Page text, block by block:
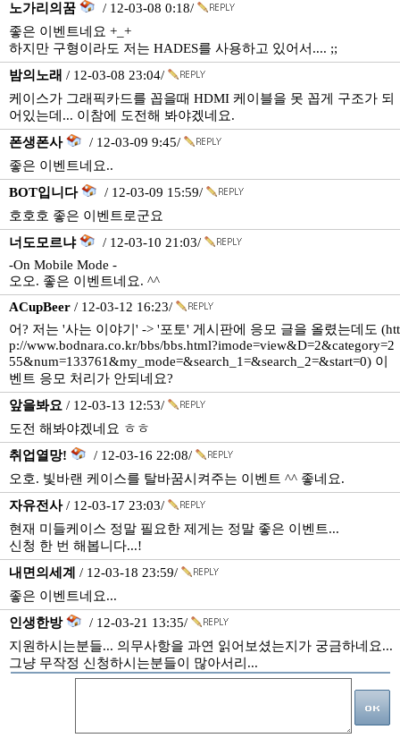
노가리의꿈
/ 12-03-08 0:18/
좋은 이벤트네요 +_+
하지만 구형이라도 저는 HADES를 사용하고 있어서.... ;;
밤의노래 / 12-03-08 23:04/
케이스가 그래픽카드를 꼽을때 HDMI 케이블을 못 꼽게 구조가 되
어있는데... 이참에 도전해 봐야겠네요.
폰생폰사
/ 12-03-09 9:45/
좋은 이벤트네요..
BOT입니다
/ 12-03-09 15:59/
호호호 좋은 이벤트로군요
너도모르냐
/ 12-03-10 21:03/
-On Mobile Mode -
오오. 좋은 이벤트네요. ^^
ACupBeer / 12-03-12 16:23/
어? 저는 '사는 이야기' -> '포토' 게시판에 응모 글을 올렸는데도 (htt
p://www.bodnara.co.kr/bbs/bbs.html?imode=view&D=2&category=2
55&num=133761&my_mode=&search_1=&search_2=&start=0) 이
벤트 응모 처리가 안되네요?
앞을봐요 / 12-03-13 12:53/
도전 해봐야겠네요 ㅎㅎ
취업열망!
/ 12-03-16 22:08/
오호. 빛바랜 케이스를 탈바꿈시켜주는 이벤트 ^^ 좋네요.
자유전사/ 12-03-17 23:03/
현재 미들케이스 정말 필요한 제게는 정말 좋은 이벤트...
신청 한 번 해봅니다...!
내면의세계
/ 12-03-18 23:59/
좋은 이벤트네요...
인생한방
/ 12-03-21 13:35/
지원하시는분들... 의무사항을 과연 읽어보셨는지가 궁금하네요...
그냥 무작정 신청하시는분들이 많아서리...